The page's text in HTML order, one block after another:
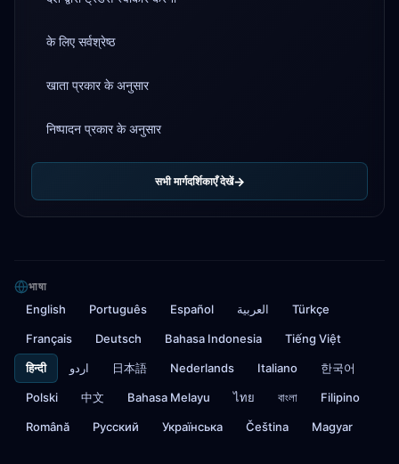
के लिए सर्वश्रेष्ठ
खाता प्रकार के अनुसार
निष्पादन प्रकार के अनुसार
सभी मार्गदर्शिकाएँ देखें
भाषा
English Português Español العربية Türkçe
Français Deutsch Bahasa Indonesia Tiếng Việt
हिन्दी اردو 日本語 Nederlands Italiano 한국어
Polski 中文 Bahasa Melayu ไทย বাংলা Filipino
Română Русский Українська Čeština Magyar